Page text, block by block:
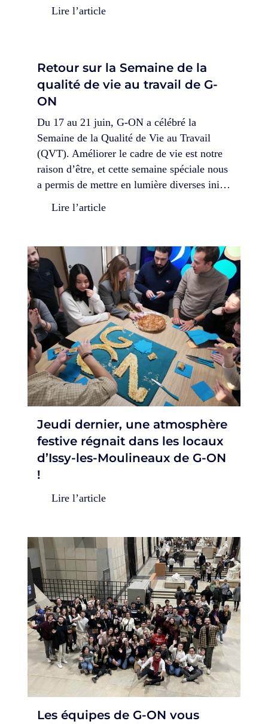
Lire l’article
Retour sur la Semaine de la
qualité de vie au travail de G-
ON
Du 17 au 21 juin, G-ON a célébré la
Semaine de la Qualité de Vie au Travail
(QVT). Améliorer le cadre de vie est notre
raison d’être, et cette semaine spéciale nous
a permis de mettre en lumière diverses ini…
Lire l’article
Jeudi dernier, une atmosphère
festive régnait dans les locaux
d’Issy-les-Moulineaux de G-ON
!
Lire l’article
Les équipes de G-ON vous